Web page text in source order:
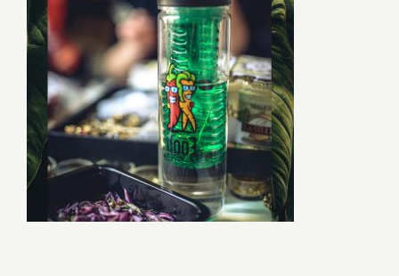
Naujienos
D.U.K
Sąlygos ir taisyklės
Kontaktai